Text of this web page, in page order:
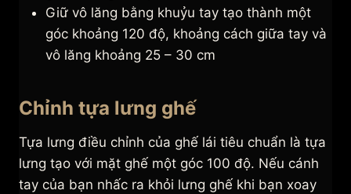
Giữ vô lăng bằng khuỷu tay tạo thành một
góc khoảng 120 độ, khoảng cách giữa tay và
vô lăng khoảng 25 – 30 cm
Chỉnh tựa lưng ghế
Tựa lưng điều chỉnh của ghế lái tiêu chuẩn là tựa
lưng tạo với mặt ghế một góc 100 độ. Nếu cánh
tay của bạn nhấc ra khỏi lưng ghế khi bạn xoay